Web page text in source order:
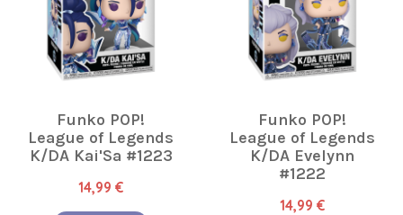
Funko POP!
League of Legends
K/DA Kai'Sa #1223
14,99 €
Funko POP!
League of Legends
K/DA Evelynn
#1222
14,99 €